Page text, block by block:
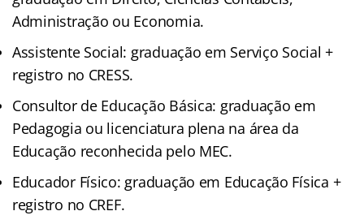
Administração ou Economia.
Assistente Social: graduação em Serviço Social +
registro no CRESS.
Consultor de Educação Básica: graduação em
Pedagogia ou licenciatura plena na área da
Educação reconhecida pelo MEC.
Educador Físico: graduação em Educação Física +
registro no CREF.